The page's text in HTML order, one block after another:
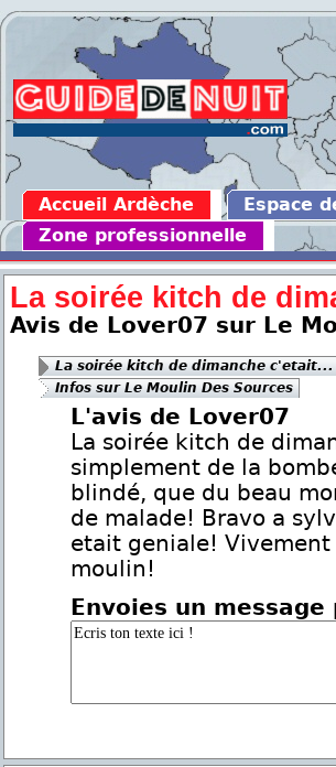
Accueil Ardèche Espace
Zone professionnelle
La soirée kitch de
Avis de Lover07 sur Le
La soirée kitch de dimanche c'etait...
Infos sur Le Moulin Des Sources
L'avis de Lover07
La soirée kitch de
simplement de la
blindé, que du beau
de malade! Bravo a
etait geniale!
moulin!
Envoies un message